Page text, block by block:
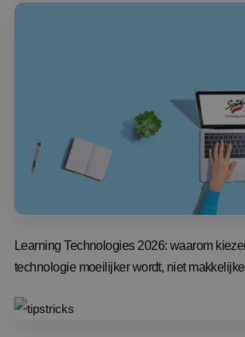
Learning Technologies 2026: waarom
technologie moeilijker wordt, niet